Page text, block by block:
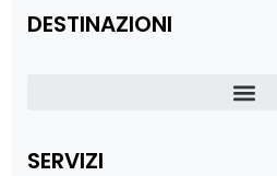
DESTINAZIONI
SERVIZI